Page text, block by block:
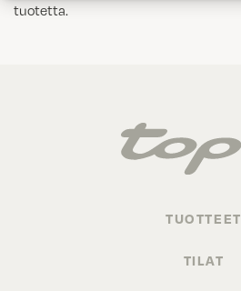
tuotetta.
TUOTTEET
TILAT